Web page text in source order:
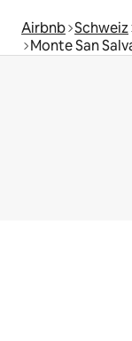
Airbnb Schweiz
Monte San